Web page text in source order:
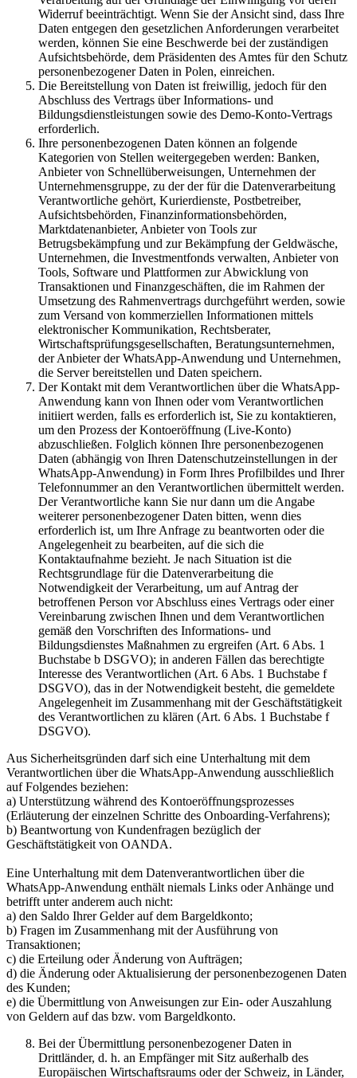
Widerruf beeinträchtigt. Wenn Sie der Ansicht sind, dass Ihre
Daten entgegen den gesetzlichen Anforderungen verarbeitet
werden, können Sie eine Beschwerde bei der zuständigen
Aufsichtsbehörde, dem Präsidenten des Amtes für den Schutz
personenbezogener Daten in Polen, einreichen.
Die Bereitstellung von Daten ist freiwillig, jedoch für den
Abschluss des Vertrags über Informations- und
Bildungsdienstleistungen sowie des Demo-Konto-Vertrags
erforderlich.
Ihre personenbezogenen Daten können an folgende
Kategorien von Stellen weitergegeben werden: Banken,
Anbieter von Schnellüberweisungen, Unternehmen der
Unternehmensgruppe, zu der der für die Datenverarbeitung
Verantwortliche gehört, Kurierdienste, Postbetreiber,
Aufsichtsbehörden, Finanzinformationsbehörden,
Marktdatenanbieter, Anbieter von Tools zur
Betrugsbekämpfung und zur Bekämpfung der Geldwäsche,
Unternehmen, die Investmentfonds verwalten, Anbieter von
Tools, Software und Plattformen zur Abwicklung von
Transaktionen und Finanzgeschäften, die im Rahmen der
Umsetzung des Rahmenvertrags durchgeführt werden, sowie
zum Versand von kommerziellen Informationen mittels
elektronischer Kommunikation, Rechtsberater,
Wirtschaftsprüfungsgesellschaften, Beratungsunternehmen,
der Anbieter der WhatsApp-Anwendung und Unternehmen,
die Server bereitstellen und Daten speichern.
Der Kontakt mit dem Verantwortlichen über die WhatsApp-
Anwendung kann von Ihnen oder vom Verantwortlichen
initiiert werden, falls es erforderlich ist, Sie zu kontaktieren,
um den Prozess der Kontoeröffnung (Live-Konto)
abzuschließen. Folglich können Ihre personenbezogenen
Daten (abhängig von Ihren Datenschutzeinstellungen in der
WhatsApp-Anwendung) in Form Ihres Profilbildes und Ihrer
Telefonnummer an den Verantwortlichen übermittelt werden.
Der Verantwortliche kann Sie nur dann um die Angabe
weiterer personenbezogener Daten bitten, wenn dies
erforderlich ist, um Ihre Anfrage zu beantworten oder die
Angelegenheit zu bearbeiten, auf die sich die
Kontaktaufnahme bezieht. Je nach Situation ist die
Rechtsgrundlage für die Datenverarbeitung die
Notwendigkeit der Verarbeitung, um auf Antrag der
betroffenen Person vor Abschluss eines Vertrags oder einer
Vereinbarung zwischen Ihnen und dem Verantwortlichen
gemäß den Vorschriften des Informations- und
Bildungsdienstes Maßnahmen zu ergreifen (Art. 6 Abs. 1
Buchstabe b DSGVO); in anderen Fällen das berechtigte
Interesse des Verantwortlichen (Art. 6 Abs. 1 Buchstabe f
DSGVO), das in der Notwendigkeit besteht, die gemeldete
Angelegenheit im Zusammenhang mit der Geschäftstätigkeit
des Verantwortlichen zu klären (Art. 6 Abs. 1 Buchstabe f
DSGVO).
Aus Sicherheitsgründen darf sich eine Unterhaltung mit dem
Verantwortlichen über die WhatsApp-Anwendung ausschließlich
auf Folgendes beziehen:
a) Unterstützung während des Kontoeröffnungsprozesses
(Erläuterung der einzelnen Schritte des Onboarding-Verfahrens);
b) Beantwortung von Kundenfragen bezüglich der
Geschäftstätigkeit von OANDA.
Eine Unterhaltung mit dem Datenverantwortlichen über die
WhatsApp-Anwendung enthält niemals Links oder Anhänge und
betrifft unter anderem auch nicht:
a) den Saldo Ihrer Gelder auf dem Bargeldkonto;
b) Fragen im Zusammenhang mit der Ausführung von
Transaktionen;
c) die Erteilung oder Änderung von Aufträgen;
d) die Änderung oder Aktualisierung der personenbezogenen Daten
des Kunden;
e) die Übermittlung von Anweisungen zur Ein- oder Auszahlung
von Geldern auf das bzw. vom Bargeldkonto.
Bei der Übermittlung personenbezogener Daten in
Drittländer, d. h. an Empfänger mit Sitz außerhalb des
Europäischen Wirtschaftsraums oder der Schweiz, in Länder,